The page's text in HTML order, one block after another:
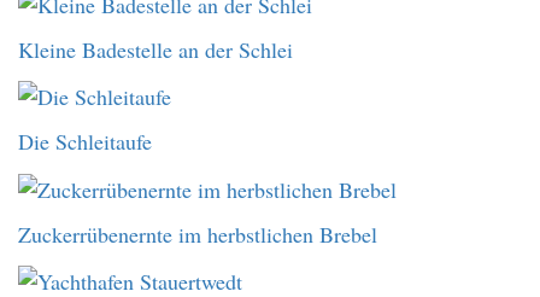
Kleine Badestelle an der Schlei
Die Schleitaufe
Zuckerrübenernte im herbstlichen Brebel